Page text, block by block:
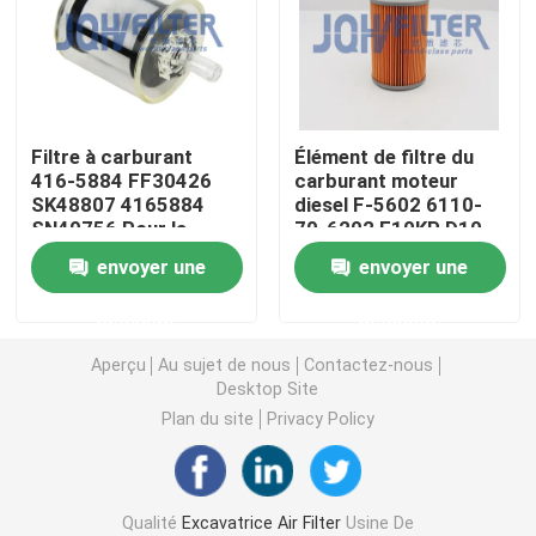
Filtre à carburant pour excavatrice
Filtre hydraulique d'excavatrice
Filtres à huile moteur
Séparateur d'eau de carburant
Filtre à air de cabine
Excavatrice Filters de Hitachi
Filtre à carburant
416-5884 FF30426
SK48807 4165884
SN40756 Pour la
chenille E236D E242D
E246D E262D E272D
envoyer une
Élément de filtre du
carburant moteur
diesel F-5602 6110-
70-6202 E10KP D10
PF963 PF950 F-2626
Pour Komatsu et Isuzu
envoyer une
Aperçu Au sujet de nous
Contactez-nous
Desktop Site
Plan du site
Privacy Policy
Qualité Excavatrice Air FilterUsine De